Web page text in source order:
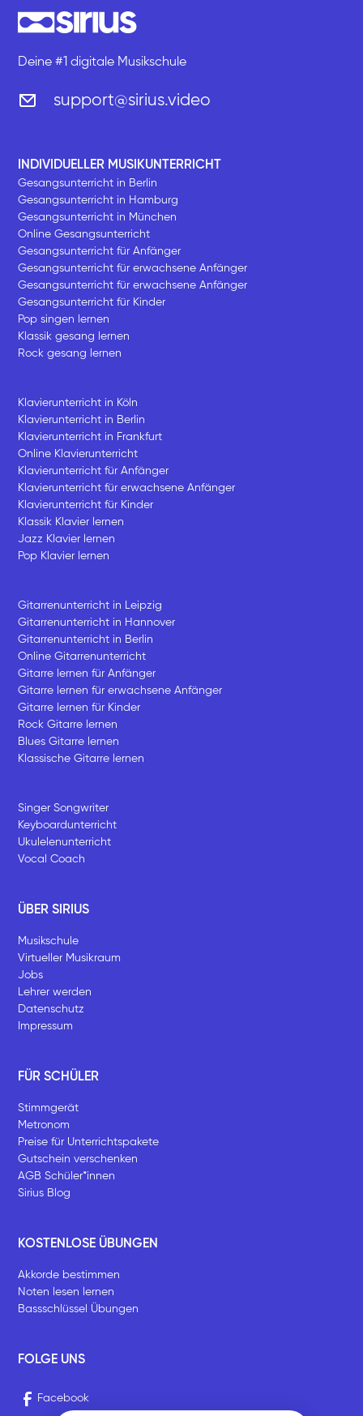
Deine #1 digitale Musikschule
support@sirius.video
INDIVIDUELLER MUSIKUNTERRICHT
Gesangsunterricht in Berlin
Gesangsunterricht in Hamburg
Gesangsunterricht in München
Online Gesangsunterricht
Gesangsunterricht für Anfänger
Gesangsunterricht für erwachsene Anfänger
Gesangsunterricht für erwachsene Anfänger
Gesangsunterricht für Kinder
Pop singen lernen
Klassik gesang lernen
Rock gesang lernen
Klavierunterricht in Köln
Klavierunterricht in Berlin
Klavierunterricht in Frankfurt
Online Klavierunterricht
Klavierunterricht für Anfänger
Klavierunterricht für erwachsene Anfänger
Klavierunterricht für Kinder
Klassik Klavier lernen
Jazz Klavier lernen
Pop Klavier lernen
Gitarrenunterricht in Leipzig
Gitarrenunterricht in Hannover
Gitarrenunterricht in Berlin
Online Gitarrenunterricht
Gitarre lernen für Anfänger
Gitarre lernen für erwachsene Anfänger
Gitarre lernen für Kinder
Rock Gitarre lernen
Blues Gitarre lernen
Klassische Gitarre lernen
Singer Songwriter
Keyboardunterricht
Ukulelenunterricht
Vocal Coach
ÜBER SIRIUS
Musikschule
Virtueller Musikraum
Jobs
Lehrer werden
Datenschutz
Impressum
FÜR SCHÜLER
Stimmgerät
Metronom
Preise für Unterrichtspakete
Gutschein verschenken
AGB Schüler*innen
Sirius Blog
KOSTENLOSE ÜBUNGEN
Akkorde bestimmen
Noten lesen lernen
Bassschlüssel Übungen
FOLGE UNS
Facebook